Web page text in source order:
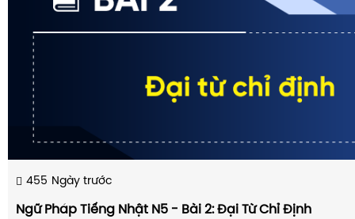
455 Ngày trước
Ngữ Pháp Tiếng Nhật N5 - Bài 2: Đại Từ Chỉ Định